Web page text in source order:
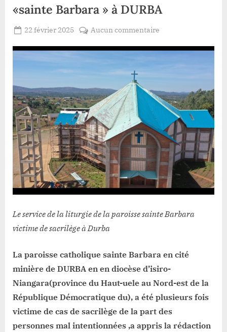
«sainte Barbara » à DURBA
Posted
22 février 2025
VYAVU
Aucun commentaire
uele
:des
sacrilège
répétitifs
déplorés
à
la
paroisse
«sainte
Barbara
»
DURBA
Le service de la liturgie de la paroisse sainte Barbara
victime de sacrilège à Durba
La paroisse catholique sainte Barbara en cité
minière de DURBA en en diocèse d’isiro-
Niangara(province du Haut-uele au Nord-est de la
République Démocratique du), a été plusieurs fois
victime de cas de sacrilège de la part des
personnes mal intentionnées ,a appris la rédaction